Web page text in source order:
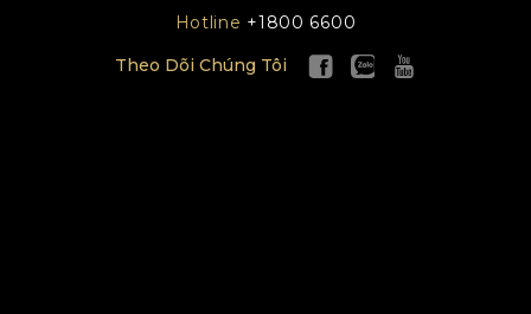
Hotline +1800 6600
Theo Dõi Chúng Tôi